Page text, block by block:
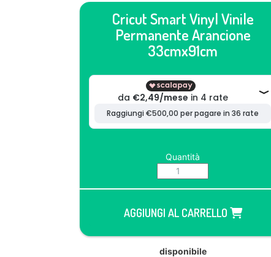
Cricut Smart Vinyl Vinile
Permanente Arancione
33cmx91cm
Quantità
AGGIUNGI AL CARRELLO
disponibile